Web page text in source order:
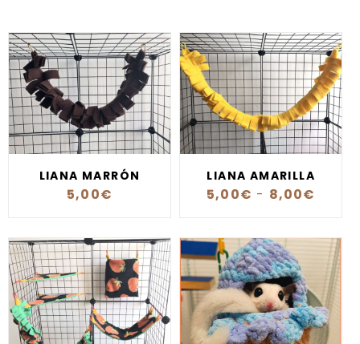
LIANA MARRÓN
5,00€
LIANA AMARILLA
5,00€ - 8,00€